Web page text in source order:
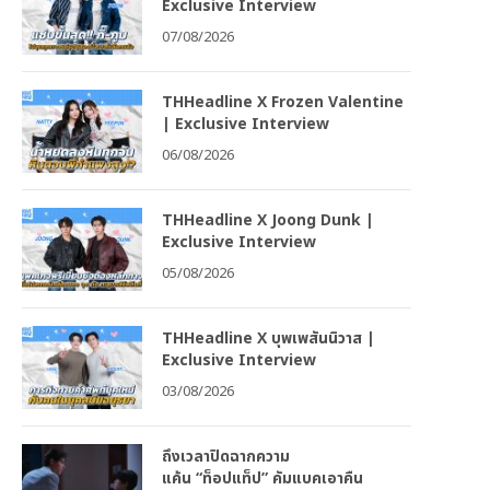
Exclusive Interview
07/08/2026
THHeadline X Frozen Valentine
| Exclusive Interview
06/08/2026
THHeadline X Joong Dunk |
Exclusive Interview
05/08/2026
THHeadline X บุพเพสันนิวาส |
Exclusive Interview
03/08/2026
ถึงเวลาปิดฉากความ
แค้น “ท็อปแท็ป” คัมแบคเอาคืน